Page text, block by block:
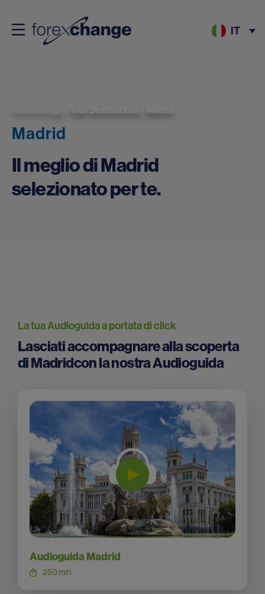
IT
Tour Destinations Madrid
Madrid
Il meglio di Madrid
selezionato per te.
La tua Audioguida a portata di click
Lasciati accompagnare alla scoperta
di Madridcon la nostra Audioguida
Audioguida Madrid
250 min